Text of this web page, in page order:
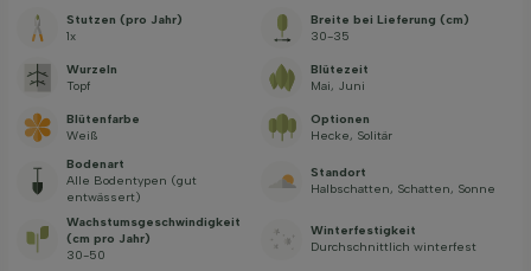
Stutzen (pro Jahr)
1x
Breite bei Lieferung (cm)
30-35
Wurzeln
Topf
Blütezeit
Mai, Juni
Blütenfarbe
Weiß
Optionen
Hecke, Solitär
Bodenart
Alle Bodentypen (gut
entwässert)
Standort
Halbschatten, Schatten, Sonne
Wachstums­geschwindig­keit
(cm pro Jahr)
30-50
Winterfestigkeit
Durchschnittlich winterfest